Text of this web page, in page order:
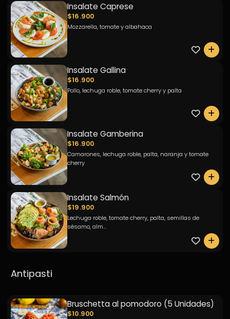
Insalate Caprese
$16.900
Mozzarella, tomate y albahaca
0
Insalate Gallina
$16.900
Pollo, lechuga roble, tomate cherry y palta
0
Insalate Gamberina
$16.900
Camarones, lechuga roble, palta, naranja y tomate
cherry
0
Insalate Salmón
$19.900
Lechuga roble, tomate cherry, palta, semillas de
sésamo, alm...
0
Antipasti
Bruschetta al pomodoro (5 Unidades)
$10.900